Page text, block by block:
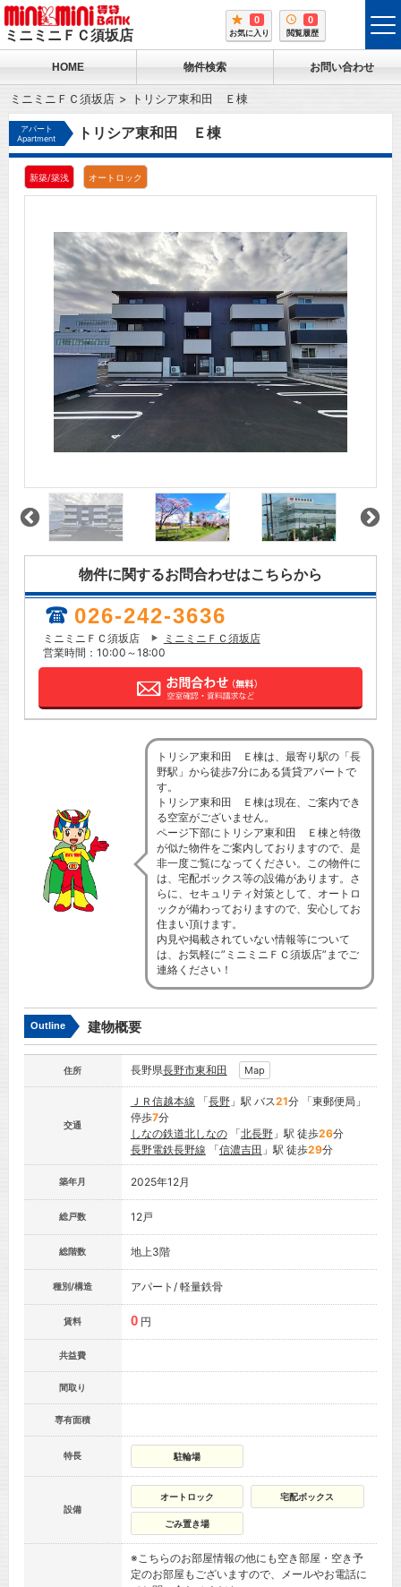
ミニミニＦＣ須坂店
0
お気に入り
0
閲覧履歴
HOME 物件検索 お問い合わせ
ミニミニＦＣ須坂店 トリシア東和田 Ｅ棟
アパート
Apartment
トリシア東和田 Ｅ棟
新築/築浅 オートロック
物件に関するお問合わせはこちらから
026-242-3636
ミニミニＦＣ須坂店
ミニミニＦＣ須坂店
営業時間：10:00～18:00
トリシア東和田 Ｅ棟は、最寄り駅の「長
野駅」から徒歩7分にある賃貸アパートで
す。
トリシア東和田 Ｅ棟は現在、ご案内でき
る空室がございません。
ページ下部にトリシア東和田 Ｅ棟と特徴
が似た物件をご案内しておりますので、是
非一度ご覧になってください。この物件に
は、宅配ボックス等の設備があります。さ
らに、セキュリティ対策として、オートロ
ックが備わっておりますので、安心してお
住まい頂けます。
内見や掲載されていない情報等について
は、お気軽に”ミニミニＦＣ須坂店”までご
連絡ください！
Outline 建物概要
住所 長野県長野市東和田 Map
交通
ＪＲ信越本線 「長野」駅 バス21分 「東郵便局」
停歩7分
しなの鉄道北しなの「北長野」駅 徒歩26分
長野電鉄長野線 「信濃吉田 」駅 徒歩29分
築年月 2025年12月
総戸数 12戸
総階数 地上3階
種別/構造 アパート/ 軽量鉄骨
賃料 0 円
共益費
間取り
専有面積
特長 駐輪場
設備
オートロック 宅配ボックス
ごみ置き場
※こちらのお部屋情報の他にも空き部屋・空き予
定のお部屋もございますので、メールやお電話に